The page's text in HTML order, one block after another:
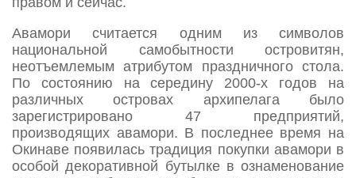
Авамори считается одним из символов
национальной самобытности островитян,
неотъемлемым атрибутом праздничного стола.
По состоянию на середину 2000-х годов на
различных островах архипелага было
зарегистрировано 47 предприятий,
производящих авамори. В последнее время на
Окинаве появилась традиция покупки авамори в
особой декоративной бутылке в ознаменование